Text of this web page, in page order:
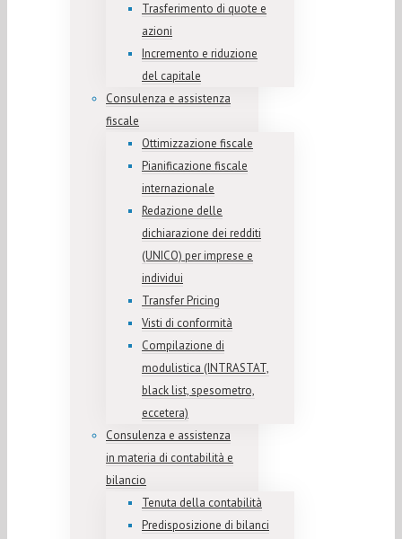
Trasferimento di quote e
azioni
Incremento e riduzione
del capitale
Consulenza e assistenza
fiscale
Ottimizzazione fiscale
Pianificazione fiscale
internazionale
Redazione delle
dichiarazione dei redditi
(UNICO) per imprese e
individui
Transfer Pricing
Visti di conformità
Compilazione di
modulistica (INTRASTAT,
black list, spesometro,
eccetera)
Consulenza e assistenza
in materia di contabilità e
bilancio
Tenuta della contabilità
Predisposizione di bilanci